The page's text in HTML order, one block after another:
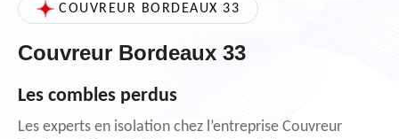
COUVREUR BORDEAUX 33
Couvreur Bordeaux 33
Les combles perdus
Les experts en isolation chez l’entreprise Couvreur